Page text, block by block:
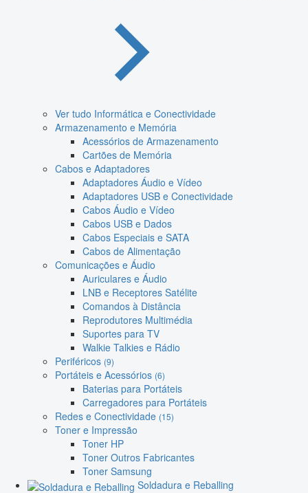
Ver tudo Informática e Conectividade
Armazenamento e Memória
Acessórios de Armazenamento
Cartões de Memória
Cabos e Adaptadores
Adaptadores Áudio e Vídeo
Adaptadores USB e Conectividade
Cabos Áudio e Vídeo
Cabos USB e Dados
Cabos Especiais e SATA
Cabos de Alimentação
Comunicações e Áudio
Auriculares e Áudio
LNB e Receptores Satélite
Comandos à Distância
Reprodutores Multimédia
Suportes para TV
Walkie Talkies e Rádio
Periféricos (9)
Portáteis e Acessórios (6)
Baterias para Portáteis
Carregadores para Portáteis
Redes e Conectividade (15)
Toner e Impressão
Toner HP
Toner Outros Fabricantes
Toner Samsung
Soldadura e Reballing